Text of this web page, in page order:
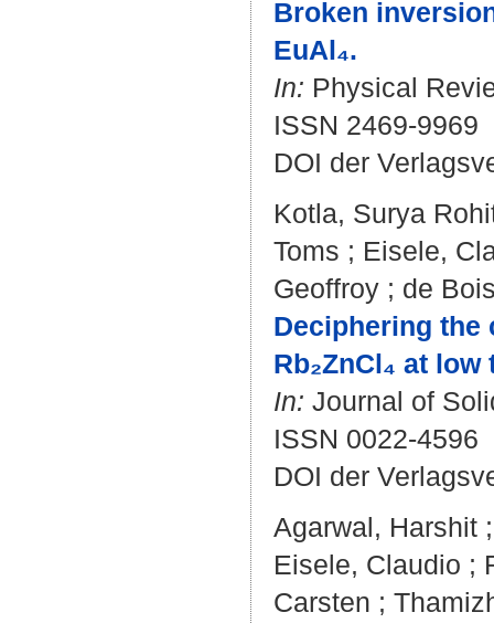
Broken
EuAl₄.
In: Physical
ISSN 2469-9969
DOI der
Kotla, Surya
Toms ; Eisele,
Geoffroy ; de
Deciphering the
Rb₂ZnCl₄ at
In: Journal of
ISSN 0022-4596
DOI der
Agarwal, Harshit
Eisele, Claudio ;
Carsten ;